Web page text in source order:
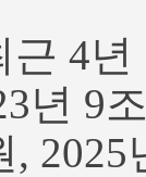
4년
년 9
,